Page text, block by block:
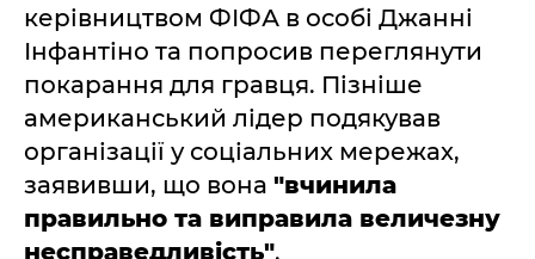
керівництвом ФІФА в особі Джанні
Інфантіно та попросив переглянути
покарання для гравця. Пізніше
американський лідер подякував
організації у соціальних мережах,
заявивши, що вона "вчинила
правильно та виправила величезну
несправедливість".